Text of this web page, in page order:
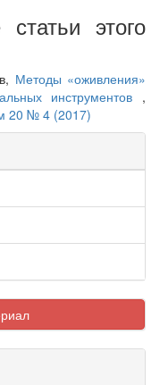
этого
Методы «оживления»
инструментов ,
20 № 4 (2017)